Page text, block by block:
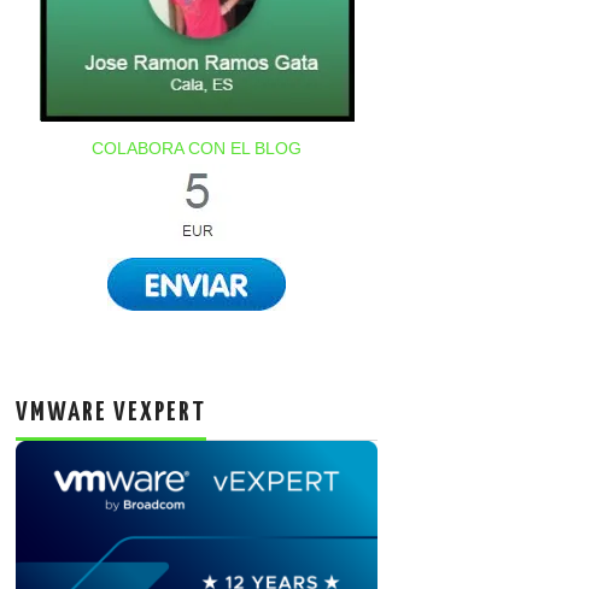
COLABORA CON EL BLOG
VMWARE VEXPERT